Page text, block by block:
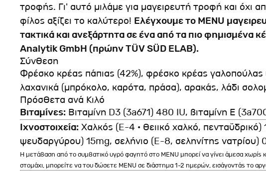
τροφής. Γι' αυτό μιλάμε για μαγειρευτή τροφή και όχι
φίλος αξίζει το καλύτερο! Ελέγχουμε το MENU
τακτικά και ανεξάρτητα σε ένα από τα πιο φημισμένα
Analytik GmbH (πρώην TÜV SÜD ELAB).
Σύνθεση
Φρέσκο κρέας πάπιας (42%), φρέσκο κρέας
λαχανικά (μπρόκολο, καρότα, πράσα), αρακάς, λάδι
Πρόσθετα ανά Κιλό
Βιταμίνες: Βιταμίνη D3 (3a671) 480 IU, βιταμίνη Ε
Ιχνοστοιχεία: Χαλκός (E-4 · θειικό χαλκό,
ψευδαργύρου) 15mg, σελήνιο (E-8, σεληνίτης νατρίου)
Η μετάβαση από το συμβατικό υγρό φαγητό στο MENU μπορεί να γίνει άμεσα
στομάχι, μπορείτε να του δώσετε MENU σε διάστημα 1-2 ημερών, εισάγοντάς το